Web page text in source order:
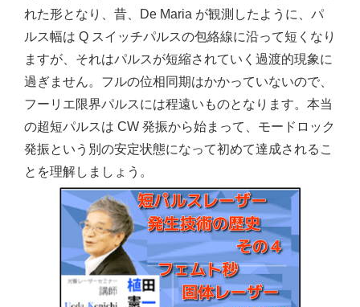
れた形となり、昔、De Maria が観測したように、パ
ルス幅は Q スイッチパルスの包絡線に沿って短くなり
ますが、それはパルスが短縮されていく過渡的現象に
過ぎません。フルの位相同期はかかっていないので、
フーリエ限界パルスには程遠いものとなります。本当
の超短パルスは CW 発振から始まって、モードロック
発振という別の安定状態になって初めて達成されるこ
とを理解しましょう。